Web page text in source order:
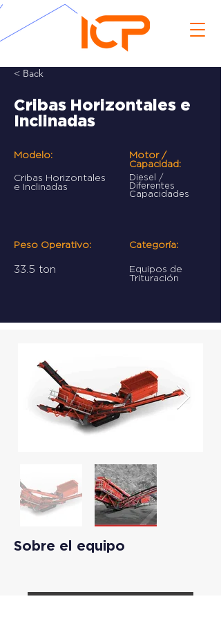
< Back
Cribas Horizontales e
Inclinadas
Modelo:
Cribas Horizontales
e Inclinadas
Motor /
Capacidad:
Diesel /
Diferentes
Capacidades
Peso Operativo:
33.5 ton
Categoría:
Equipos de
Trituración
Sobre el equipo
Descargar Ficha Técnica